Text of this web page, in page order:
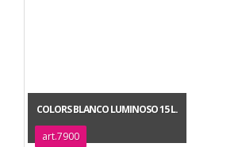
COLORS BLANCO LUMINOSO 15 L.
art.7900